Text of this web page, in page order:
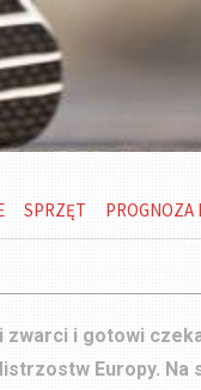
SPRZĘT PROGNOZA
i gotowi
Europy. Na